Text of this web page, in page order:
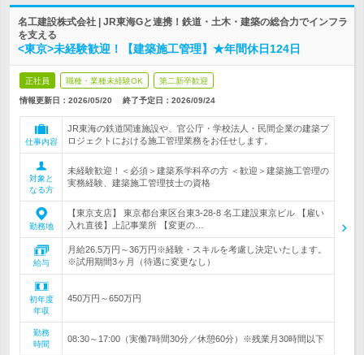
名工建設株式会社 | JR東海Gと連携！鉄道・土木・建築の総合力でインフラ
を支える
<東京>未経験歓迎！【建築施工管理】★年間休日124日
正社員 職種・業種未経験OK 第二新卒歓迎
情報更新日：2026/05/20 終了予定日： 2026/09/24
仕事内容
JR東海の鉄道関連施設や、官公庁・学校法人・民間企業の建築プ
ロジェクトにおける施工管理業務をお任せします。
対象と
なる方
未経験歓迎！＜必須＞建築系学科卒の方 ＜歓迎＞建築施工管理の
実務経験、建築施工管理技士の資格
勤務地
【東京支店】 東京都台東区台東3-28-8 名工建設東京ビル 【雇い
入れ直後】上記事業所 【変更の…
給与
月給26.5万円～36万円※経験・スキルを考慮し決定いたします。
※試用期間3ヶ月（待遇に変更なし）
初年度
年収
450万円～650万円
勤務
時間
08:30～17:00（実働7時間30分／休憩60分）※残業月30時間以下